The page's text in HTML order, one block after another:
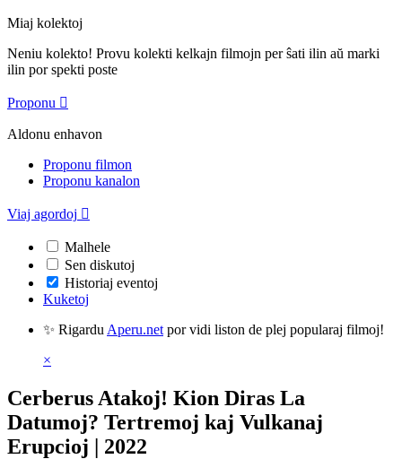
Miaj kolektoj
Neniu kolekto! Provu kolekti kelkajn filmojn per ŝati ilin aŭ marki
ilin por spekti poste
Proponu 
Aldonu enhavon
Proponu filmon
Proponu kanalon
Viaj agordoj 
Malhele
Sen diskutoj
Historiaj eventoj
Kuketoj
✨ Rigardu Aperu.net por vidi liston de plej popularaj filmoj!
×
Cerberus Atakoj! Kion Diras La
Datumoj? Tertremoj kaj Vulkanaj
Erupcioj | 2022